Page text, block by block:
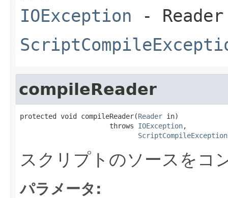
IOException - Reader
compileReader
protected void compileReader(Reader in)
                      throws
IOException,
ScriptCompileException
スクリプトのソースをコ
パラメータ: